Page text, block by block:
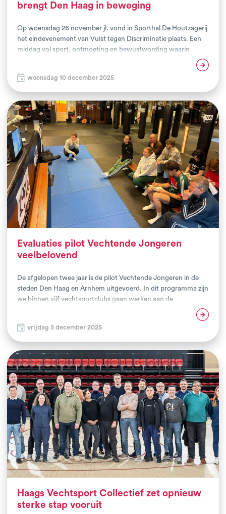
brengt Den Haag in beweging
Op woensdag 26 november jl. vond in Sporthal De Houtzagerij
het eindevenement van Vuist tegen Discriminatie plaats. Een
middag vol sport, ontmoeting en bewustwording waarin
Haagse vechtsportclubs lieten zien hoe krachtig de inzet voor
inclusie kan zijn. Het Haags Vechtsport Collectief, waarvan 17
clubs deelnemer zijn aan het Vuist project, kijkt terug op een
inspirerende dag waar sportiviteit en maatschappelijke
betrokkenheid hand in hand gingen.
woensdag 10 december 2025
Evaluaties pilot Vechtende Jongeren
veelbelovend
De afgelopen twee jaar is de pilot Vechtende Jongeren in de
steden Den Haag en Arnhem uitgevoerd. In dit programma zijn
we binnen vijf vechtsportclubs gaan werken aan de
talentontwikkeling en veerkracht van jongeren tussen de 14-26
jaar. Hierbij legden we een focus op jongeren die problemen
ervaren op verschillende leefgebieden en die al in de club
aanwezig zijn. Hierbij was het uitgangspunt dat we uitgaan van
talenten in plaats van tekortkomingen. Onderzoeksbureau
DataIm presenteerde onlangs de opbrengsten van dit traject
en ook met alle betrokkenen zijn deze maand de evaluaties
uitgevoerd. Niet alleen de persoonlijk ervaringen en resultaten
zijn veelbelovend ook de cijfers spreken voor zich.
vrijdag 5 december 2025
Haags Vechtsport Collectief zet opnieuw
sterke stap vooruit